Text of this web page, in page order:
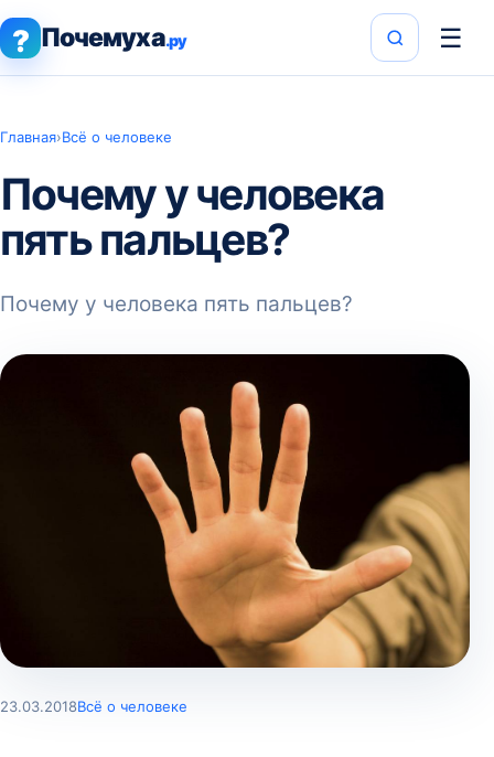
? Почемуха.ру ☰
Главная›Всё о человеке
Почему у человека
пять пальцев?
Почему у человека пять пальцев?
23.03.2018Всё о человеке